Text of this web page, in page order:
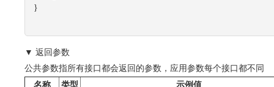
▼ 返回参数
公共参数指所有接口都会返回的参数，应用参数每个接口都不同
名称
类型
示例值